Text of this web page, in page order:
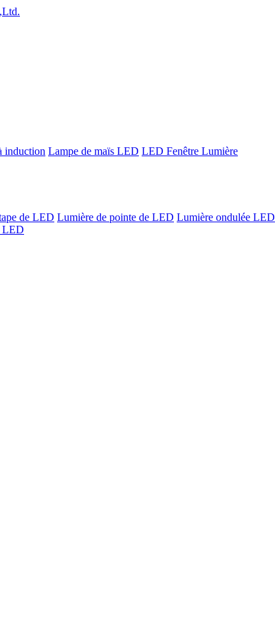
induction Lampe de maïs LED LED Fenêtre Lumière
de LED Lumière de pointe de LED Lumière ondulée LED
LED